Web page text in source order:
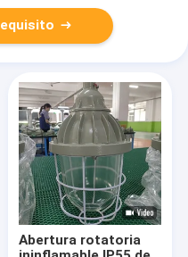
Abertura rotatoria